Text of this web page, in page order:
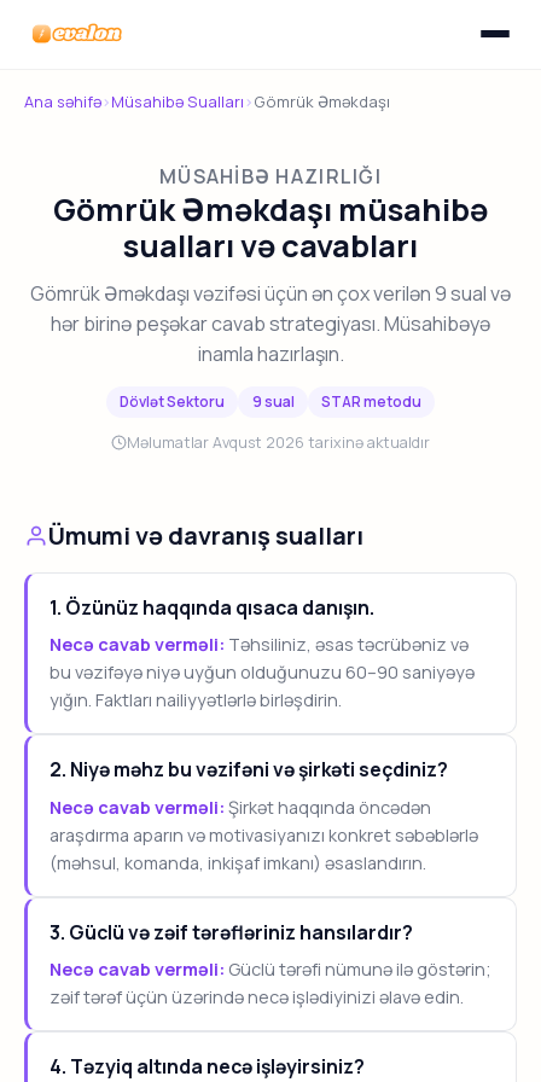
Evalon
Ana səhifə›Müsahibə Sualları ›Gömrük Əməkdaşı
MÜSAHIBƏ HAZIRLIĞI
Gömrük Əməkdaşı müsahibə
sualları və cavabları
Gömrük Əməkdaşı vəzifəsi üçün ən çox verilən 9 sual və
hər birinə peşəkar cavab strategiyası. Müsahibəyə
inamla hazırlaşın.
Dövlət Sektoru 9 sual
STAR metodu
Məlumatlar Avqust 2026 tarixinə aktualdır
Ümumi və davranış sualları
1. Özünüz haqqında qısaca danışın.
Necə cavab verməli: Təhsiliniz, əsas təcrübəniz və
bu vəzifəyə niyə uyğun olduğunuzu 60–90 saniyəyə
yığın. Faktları nailiyyətlərlə birləşdirin.
2. Niyə məhz bu vəzifəni və şirkəti seçdiniz?
Necə cavab verməli: Şirkət haqqında öncədən
araşdırma aparın və motivasiyanızı konkret səbəblərlə
(məhsul, komanda, inkişaf imkanı) əsaslandırın.
3. Güclü və zəif tərəfləriniz hansılardır?
Necə cavab verməli: Güclü tərəfi nümunə ilə göstərin;
zəif tərəf üçün üzərində necə işlədiyinizi əlavə edin.
4. Təzyiq altında necə işləyirsiniz?